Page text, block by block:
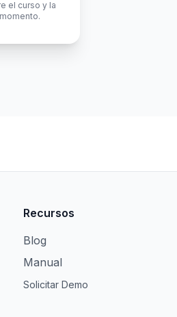
el curso y la
Recursos
Blog
Manual
Solicitar Demo